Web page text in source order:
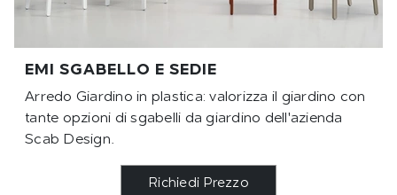
EMI SGABELLO E SEDIE
Arredo Giardino in plastica: valorizza il giardino con
tante opzioni di sgabelli da giardino dell'azienda
Scab Design.
Richiedi Prezzo